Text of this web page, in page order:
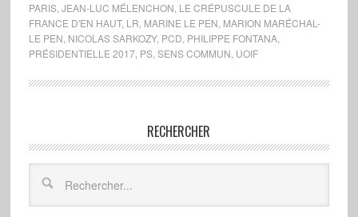
PARIS, JEAN-LUC MÉLENCHON LE CRÉPUSCULE DE LA
FRANCE D'EN HAUT, LR MARINE LE PEN MARION MARÉCHAL-
LE PEN NICOLAS SARKOZY, PCD PHILIPPE FONTANA,
PRÉSIDENTIELLE 2017, PS, SENS COMMUN UOIF
RECHERCHER